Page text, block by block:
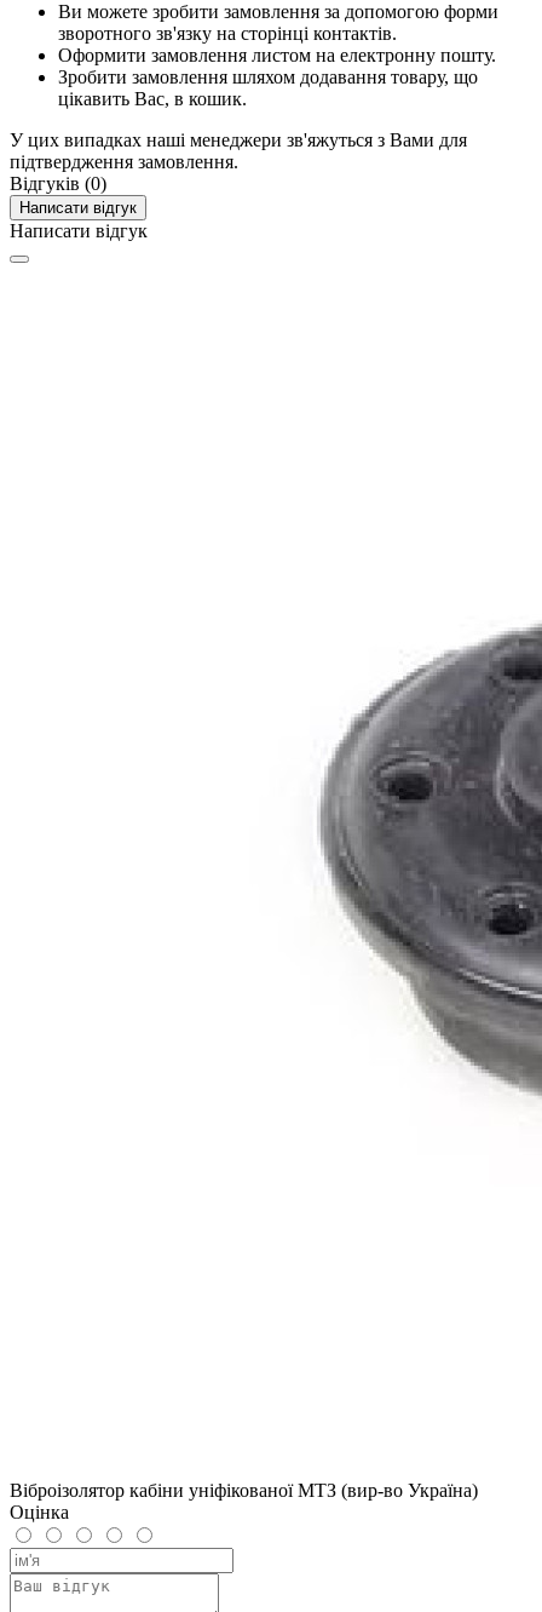
Ви можете зробити замовлення за допомогою форми
зворотного зв'язку на сторінці контактів.
Оформити замовлення листом на електронну пошту.
Зробити замовлення шляхом додавання товару, що
цікавить Вас, в кошик.
У цих випадках наші менеджери зв'яжуться з Вами для
підтвердження замовлення.
Відгуків (0)
Написати відгук
Написати відгук
Віброізолятор кабіни уніфікованої МТЗ (вир-во Україна)
Оцінка